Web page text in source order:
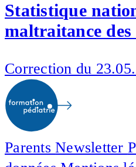
Statistique
maltraitance des
Correction du
ParentsNewsletter